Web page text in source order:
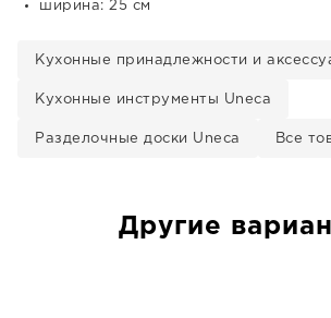
ширина: 25 см
Кухонные принадлежности и
Кухонные инструменты Uneca
Разделочные доски Uneca Все
Другие